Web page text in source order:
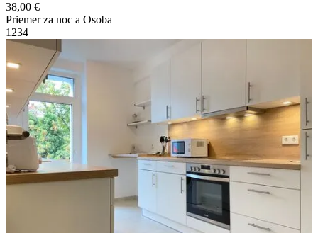
38,00 €
Priemer za noc a Osoba
1 234